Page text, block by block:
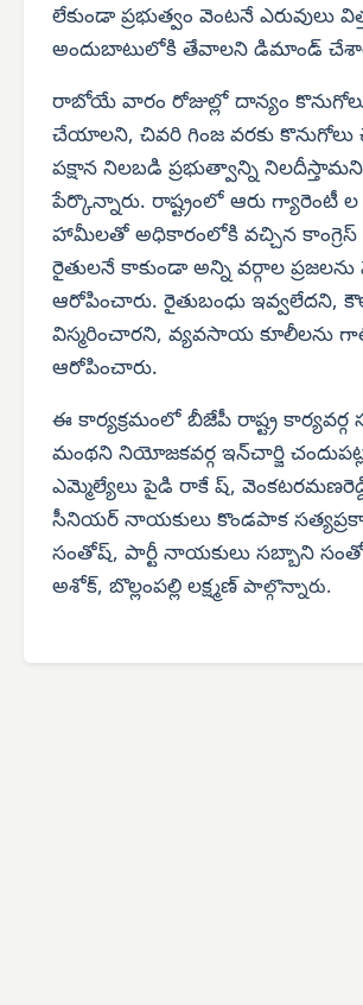
లేకుండా ప్రభుత్వం వెంటనే ఎరువులు
అందుబాటులోకి తేవాలని డిమాండ్
రాబోయే వారం రోజుల్లో దాన్యం కొనుగోలు
చేయాలని, చివరి గింజ వరకు కొనుగోలు
పక్షాన నిలబడి ప్రభుత్వాన్ని
పేర్కొన్నారు. రాష్ట్రంలో ఆరు గ్యారెంటీ
హామీలతో అధికారంలోకి వచ్చిన కాంగ్రెస్
రైతులనే కాకుండా అన్ని వర్గాల
ఆరోపించారు. రైతుబంధు ఇవ్వలేదని,
విస్మరించారని, వ్యవసాయ కూలీలను
ఆరోపించారు.
ఈ కార్యక్రమంలో బీజేపీ రాష్ట్ర కార్యవర్గ
మంథని నియోజకవర్గ ఇన్‌చార్జి చందుపట్ల
ఎమ్మెల్యేలు పైడి రాకే ష్,
సీనియర్ నాయకులు కొండపాక
సంతోష్, పార్టీ నాయకులు సబ్బాని
అశోక్, బొల్లంపల్లి లక్ష్మణ్ పాల్గొన్నారు.